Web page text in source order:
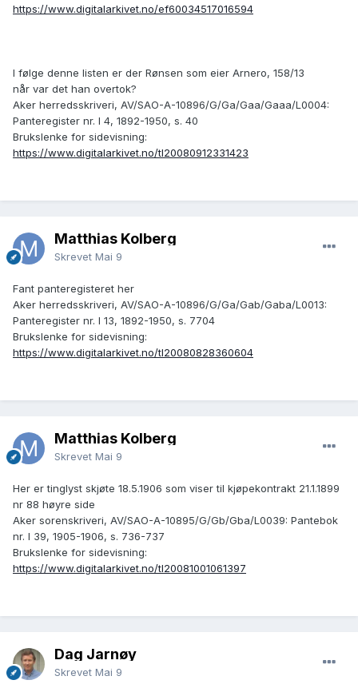
https://www.digitalarkivet.no/ef60034517016594
I følge denne listen er der Rønsen som eier Arnero, 158/13
når var det han overtok?
Aker herredsskriveri, AV/SAO-A-10896/G/Ga/Gaa/Gaaa/L0004:
Panteregister nr. I 4, 1892-1950, s. 40
Brukslenke for sidevisning:
https://www.digitalarkivet.no/tl20080912331423
Matthias Kolberg
Skrevet Mai 9
Fant panteregisteret her
Aker herredsskriveri, AV/SAO-A-10896/G/Ga/Gab/Gaba/L0013:
Panteregister nr. I 13, 1892-1950, s. 7704
Brukslenke for sidevisning:
https://www.digitalarkivet.no/tl20080828360604
Matthias Kolberg
Skrevet Mai 9
Her er tinglyst skjøte 18.5.1906 som viser til kjøpekontrakt 21.1.1899
nr 88 høyre side
Aker sorenskriveri, AV/SAO-A-10895/G/Gb/Gba/L0039: Pantebok
nr. I 39, 1905-1906, s. 736-737
Brukslenke for sidevisning:
https://www.digitalarkivet.no/tl20081001061397
Dag Jarnøy
Skrevet Mai 9